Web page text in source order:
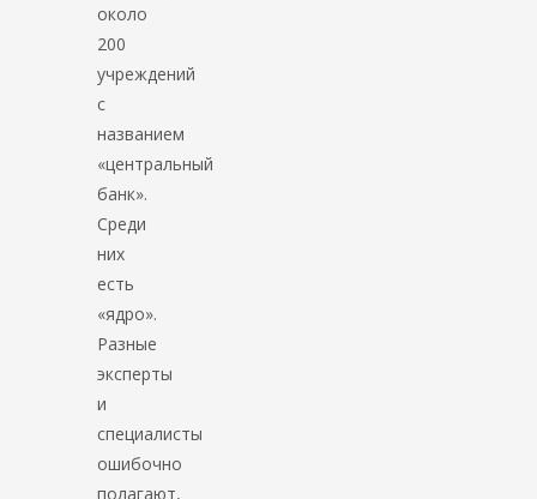
около
200
учреждений
с
названием
«центральный
банк».
Среди
них
есть
«ядро».
Разные
эксперты
и
специалисты
ошибочно
полагают,